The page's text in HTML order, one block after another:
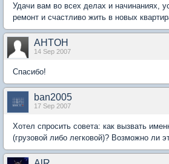
Удачи вам во всех делах и начинаниях,
ремонт и счастливо жить в новых
AHTOH
14 Sep 2007
Спасибо!
ban2005
17 Sep 2007
Хотел спросить совета: как вызвать
(грузовой либо легковой)? Возможно ли